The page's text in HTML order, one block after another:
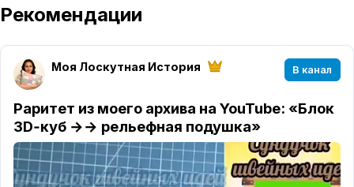
Рекомендации
Моя Лоскутная История В канал
Раритет из моего архива на YouTube: «Блок
3D‑куб →→ рельефная подушка»